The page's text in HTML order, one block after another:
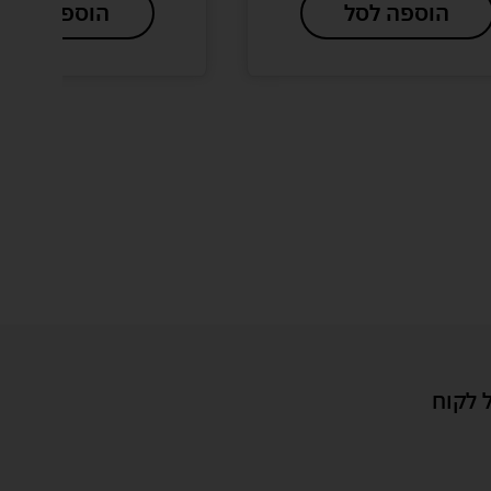
הוספה לסל הוספה לסל
לקוח